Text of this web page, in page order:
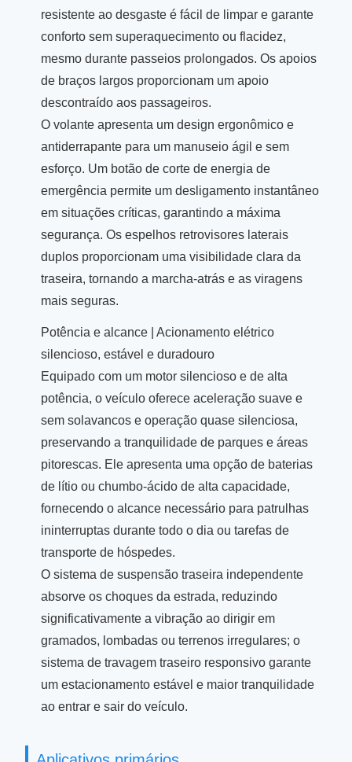
resistente ao desgaste é fácil de limpar e garante
conforto sem superaquecimento ou flacidez,
mesmo durante passeios prolongados. Os apoios
de braços largos proporcionam um apoio
descontraído aos passageiros.
O volante apresenta um design ergonômico e
antiderrapante para um manuseio ágil e sem
esforço. Um botão de corte de energia de
emergência permite um desligamento instantâneo
em situações críticas, garantindo a máxima
segurança. Os espelhos retrovisores laterais
duplos proporcionam uma visibilidade clara da
traseira, tornando a marcha-atrás e as viragens
mais seguras.
Potência e alcance | Acionamento elétrico
silencioso, estável e duradouro
Equipado com um motor silencioso e de alta
potência, o veículo oferece aceleração suave e
sem solavancos e operação quase silenciosa,
preservando a tranquilidade de parques e áreas
pitorescas. Ele apresenta uma opção de baterias
de lítio ou chumbo-ácido de alta capacidade,
fornecendo o alcance necessário para patrulhas
ininterruptas durante todo o dia ou tarefas de
transporte de hóspedes.
O sistema de suspensão traseira independente
absorve os choques da estrada, reduzindo
significativamente a vibração ao dirigir em
gramados, lombadas ou terrenos irregulares; o
sistema de travagem traseiro responsivo garante
um estacionamento estável e maior tranquilidade
ao entrar e sair do veículo.